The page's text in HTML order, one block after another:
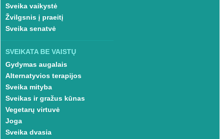
Sveika vaikystė
Žvilgsnis į praeitį
Sveika senatvė
SVEIKATA BE VAISTŲ
Gydymas augalais
Alternatyvios terapijos
Sveika mityba
Sveikas ir gražus kūnas
Vegetarų virtuvė
Joga
Sveika dvasia